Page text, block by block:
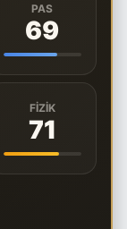
PAS
69
FIZIK
71